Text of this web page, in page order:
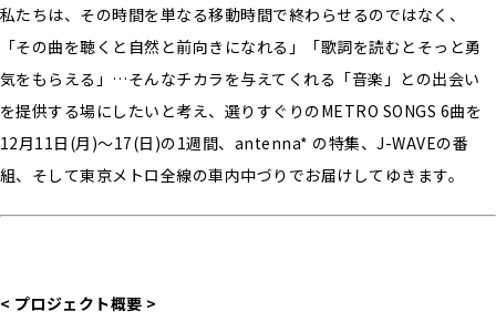
私たちは、その時間を単なる移動時間で終わらせるのではなく、
「その曲を聴くと自然と前向きになれる」「歌詞を読むとそっと勇
気をもらえる」…そんなチカラを与えてくれる「音楽」との出会い
を提供する場にしたいと考え、選りすぐりのMETRO SONGS 6曲を
12月11日(月)〜17(日)の1週間、antenna* の特集、J-WAVEの番
組、そして東京メトロ全線の車内中づりでお届けしてゆきます。
< プロジェクト概要 >